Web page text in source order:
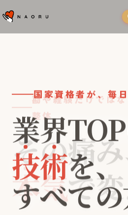
本気
国家資格者が、毎
業界
技術を、
すべての
世界